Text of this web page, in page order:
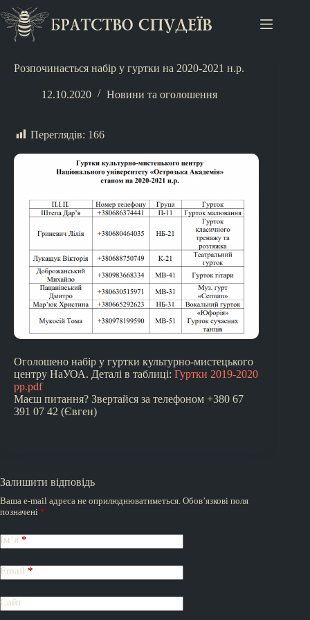
Розпочинається набір у гуртки на 2020-2021 н.р.
12.10.2020 Новини та оголошення
Переглядів: 166
Оголошено набір у гуртки культурно-мистецького
центру НаУОА. Деталі в таблиці: Гуртки 2019-2020
рр.pdf
Маєш питання? Звертайся за телефоном +380 67
391 07 42 (Євген)
Залишити відповідь
Ваша e-mail адреса не оприлюднюватиметься. Обов’язкові поля
позначені *
Ім’я *
Email *
Сайт